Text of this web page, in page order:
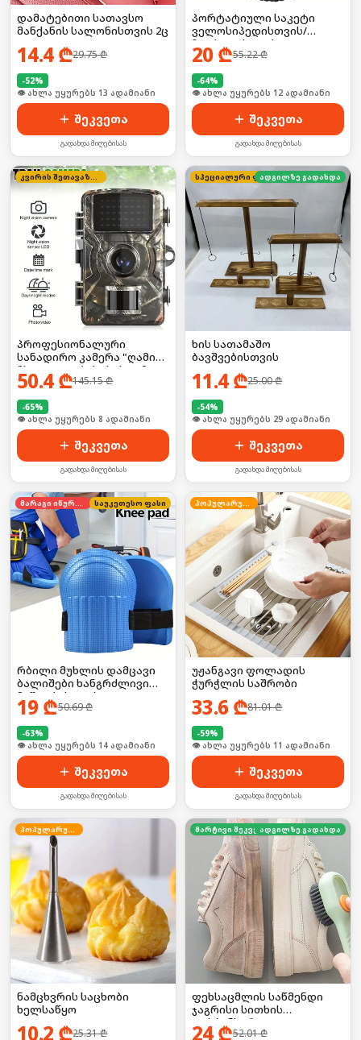
დამატებითი სათავსო
მანქანის სალონისთვის 2ც
14.4₾29.75₾
-52%
👁 ახლა უყურებს 13 ადამიანი
შეკვეთა
გადახდა მიღებისას
პორტატიული საკეტი
ველოსიპედისთვის/
ჩაფხუტისთვის
20₾55.22₾
-64%
👁 ახლა უყურებს 12 ადამიანი
შეკვეთა
გადახდა მიღებისას
კვირის შეთავაზება
პროფესიონალური
სანადირო კამერა "ღამის
მხედველობის" სისტემით
50.4₾145.15₾
-65%
👁 ახლა უყურებს 8 ადამიანი
შეკვეთა
გადახდა მიღებისას
სპეციალური ფასი
ადგილზე გადახდა
ხის სათამაშო
ბავშვებისთვის
11.4₾25.00₾
-54%
👁 ახლა უყურებს 29 ადამიანი
შეკვეთა
გადახდა მიღებისას
მარაგი იწურება საუკეთესო ფასი
რბილი მუხლის დამცავი
ბალიშები ხანგრძლივი
მუშაობისთვის
19 ₾50.69₾
-63%
👁 ახლა უყურებს 14 ადამიანი
შეკვეთა
გადახდა მიღებისას
პოპულარული
უჟანგავი ფოლადის
ჭურჭლის საშრობი
33.6 ₾81.01₾
-59%
👁 ახლა უყურებს 11 ადამიანი
შეკვეთა
გადახდა მიღებისას
პოპულარული
ნამცხვრის საცხობი
ხელსაწყო
10.2 ₾25.31₾
მარტივი შეკვეთა
ადგილზე გადახდა
ფეხსაცმლის საწმენდი
ჯაგრისი სითხის
დისპენსერით
24₾52.01₾